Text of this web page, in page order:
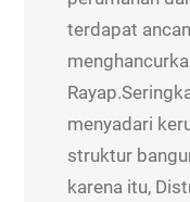
terdapat
menyadari
struktur
karena itu,